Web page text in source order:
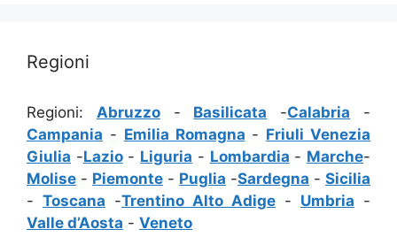
Regioni
Regioni: Abruzzo- Basilicata -Calabria -
Campania - Emilia Romagna - Friuli Venezia
Giulia -Lazio- Liguria - Lombardia - Marche-
Molise - Piemonte - Puglia -Sardegna - Sicilia
- Toscana -Trentino Alto Adige - Umbria -
Valle d’Aosta - Veneto